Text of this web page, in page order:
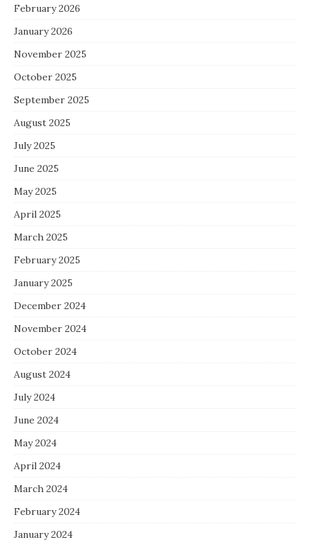
February 2026
January 2026
November 2025
October 2025
September 2025
August 2025
July 2025
June 2025
May 2025
April 2025
March 2025
February 2025
January 2025
December 2024
November 2024
October 2024
August 2024
July 2024
June 2024
May 2024
April 2024
March 2024
February 2024
January 2024